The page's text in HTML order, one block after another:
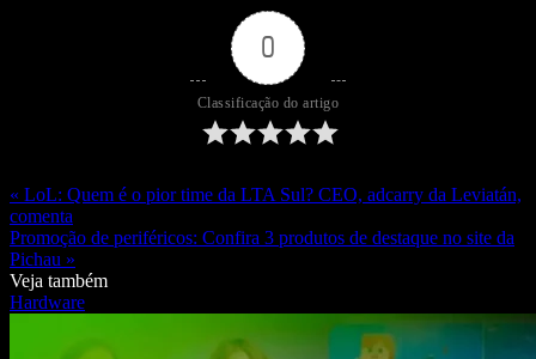
0
Classificação do artigo
« LoL: Quem é o pior time da LTA Sul? CEO, adcarry da Leviatán,
comenta
Promoção de periféricos: Confira 3 produtos de destaque no site da
Pichau »
Veja também
Hardware